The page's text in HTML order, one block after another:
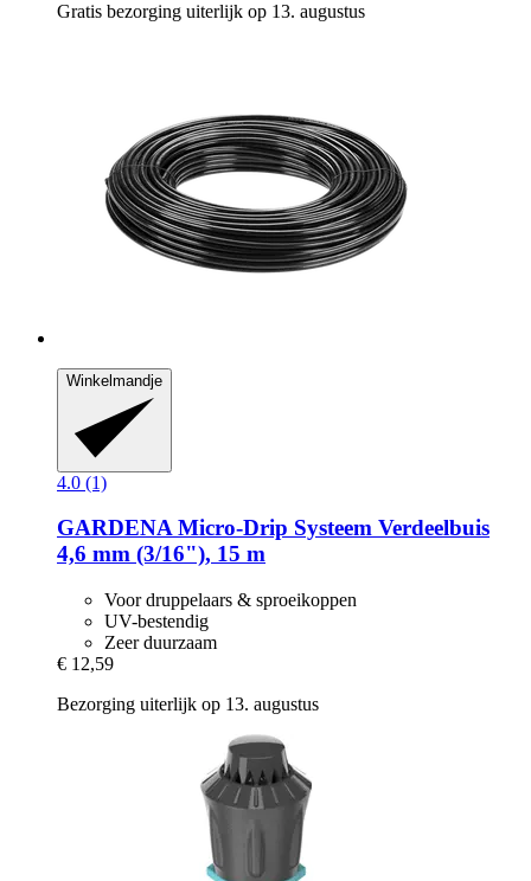
Gratis bezorging uiterlijk op 13. augustus
Winkelmandje
4.0 (1)
GARDENAMicro-​Drip Systeem Verdeelbuis
4,6 mm (3/16"), 15 m
Voor druppelaars & sproeikoppen
UV-bestendig
Zeer duurzaam
€ 12,59
Bezorging uiterlijk op 13. augustus